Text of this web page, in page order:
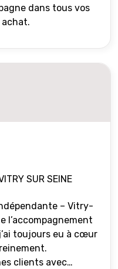
dans tous vos
SUR SEINE
– Vitry-
toujours eu à cœur
clients avec